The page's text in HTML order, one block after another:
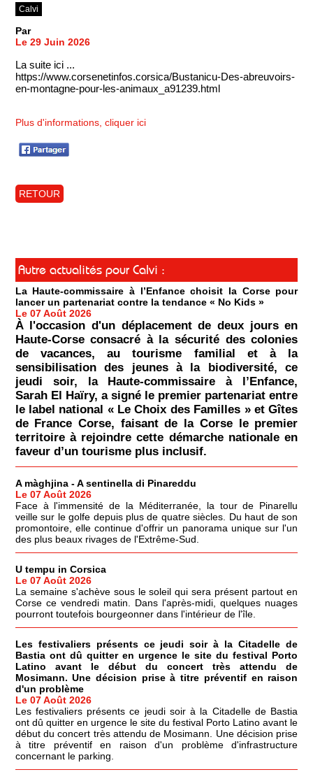
Calvi
Par
Le 29 Juin 2026
La suite ici ...
https://www.corsenetinfos.corsica/Bustanicu-Des-abreuvoirs-
en-montagne-pour-les-animaux_a91239.html
Plus d'informations, cliquer ici
RETOUR
Autre actualités pour Calvi :
La Haute-commissaire à l’Enfance choisit la Corse pour
lancer un partenariat contre la tendance « No Kids »
Le 07 Août 2026
À l'occasion d'un déplacement de deux jours en
Haute-Corse consacré à la sécurité des colonies
de vacances, au tourisme familial et à la
sensibilisation des jeunes à la biodiversité, ce
jeudi soir, la Haute-commissaire à l’Enfance,
Sarah El Haïry, a signé le premier partenariat entre
le label national « Le Choix des Familles » et Gîtes
de France Corse, faisant de la Corse le premier
territoire à rejoindre cette démarche nationale en
faveur d’un tourisme plus inclusif.
A màghjina - A sentinella di Pinareddu
Le 07 Août 2026
Face à l'immensité de la Méditerranée, la tour de Pinarellu
veille sur le golfe depuis plus de quatre siècles. Du haut de son
promontoire, elle continue d'offrir un panorama unique sur l'un
des plus beaux rivages de l'Extrême-Sud.
U tempu in Corsica
Le 07 Août 2026
La semaine s'achève sous le soleil qui sera présent partout en
Corse ce vendredi matin. Dans l'après-midi, quelques nuages
pourront toutefois bourgeonner dans l'intérieur de l'île.
Les festivaliers présents ce jeudi soir à la Citadelle de
Bastia ont dû quitter en urgence le site du festival Porto
Latino avant le début du concert très attendu de
Mosimann. Une décision prise à titre préventif en raison
d'un problème
Le 07 Août 2026
Les festivaliers présents ce jeudi soir à la Citadelle de Bastia
ont dû quitter en urgence le site du festival Porto Latino avant le
début du concert très attendu de Mosimann. Une décision prise
à titre préventif en raison d'un problème d'infrastructure
concernant le parking.